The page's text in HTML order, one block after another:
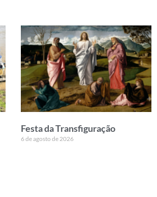
Festa da Transfiguração
6 de agosto de 2026